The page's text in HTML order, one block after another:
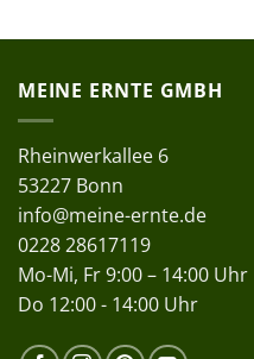
MEINE ERNTE GMBH
Rheinwerkallee 6
53227 Bonn
info@meine-ernte.de
0228 28617119
Mo-Mi, Fr 9:00 – 14:00 Uhr
Do 12:00 - 14:00 Uhr